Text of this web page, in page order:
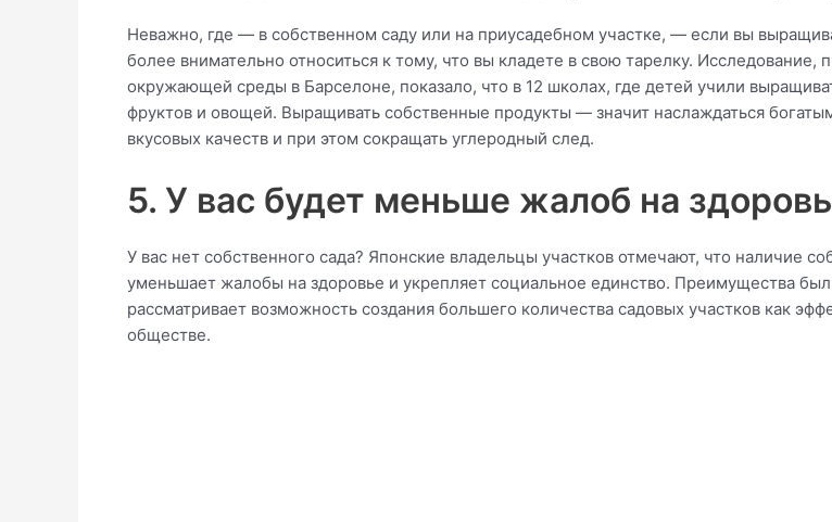
Неважно, где — в собственном саду или на приусадебном участке, — если вы
более внимательно относиться к тому, что вы кладете в свою тарелку.
окружающей среды в Барселоне, показало, что в 12 школах, где детей учили
фруктов и овощей. Выращивать собственные продукты — значит наслаждаться
вкусовых качеств и при этом сокращать углеродный след.
5. У вас будет меньше жалоб на
У вас нет собственного сада? Японские владельцы участков отмечают, что наличие
уменьшает жалобы на здоровье и укрепляет социальное единство. Преимущества
рассматривает возможность создания большего количества садовых участков как
обществе.